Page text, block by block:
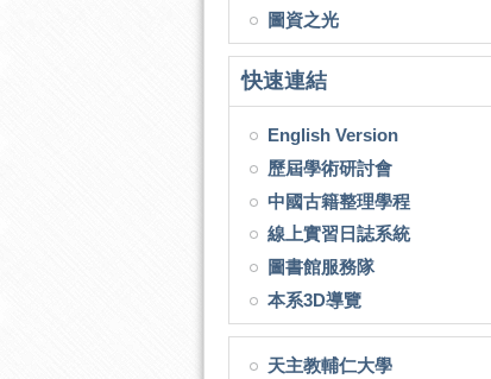
圖資之光
快速連結
English Version
歷屆學術研討會
中國古籍整理學程
線上實習日誌系統
圖書館服務隊
本系3D導覽
天主教輔仁大學